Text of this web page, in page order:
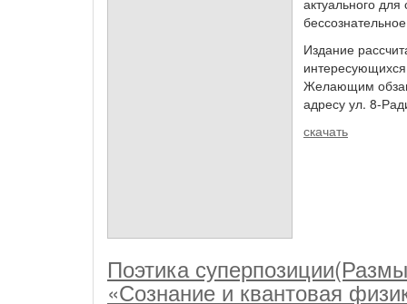
актуального
Издание
Желающим
адресу ул. 8-
скачать
Поэтика
«Сознание и квантовая